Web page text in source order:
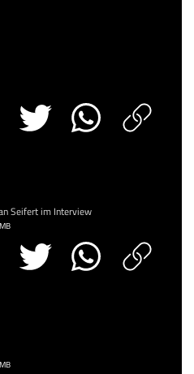
Seifert im Interview